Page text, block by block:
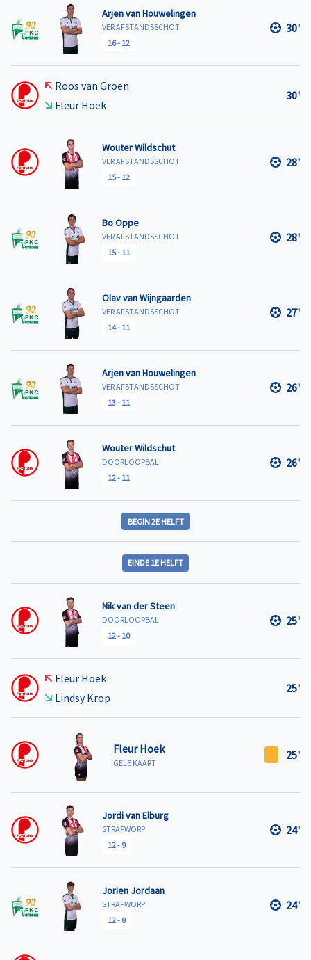
Arjen van Houwelingen
VER AFSTANDSSCHOT
16- 12
30'
Roos van Groen
Fleur Hoek
30'
Wouter Wildschut
VER AFSTANDSSCHOT
15- 12
28'
Bo Oppe
VER AFSTANDSSCHOT
15- 11
28'
Olav van Wijngaarden
VER AFSTANDSSCHOT
14- 11
27'
Arjen van Houwelingen
VER AFSTANDSSCHOT
13- 11
26'
Wouter Wildschut
DOORLOOPBAL
12- 11
26'
BEGIN 2E HELFT
EINDE 1E HELFT
Nik van der Steen
DOORLOOPBAL
12- 10
25'
Fleur Hoek
Lindsy Krop
25'
Fleur Hoek
GELE KAART
25'
Jordi van Elburg
STRAFWORP
12- 9
24'
Jorien Jordaan
STRAFWORP
12- 8
24'